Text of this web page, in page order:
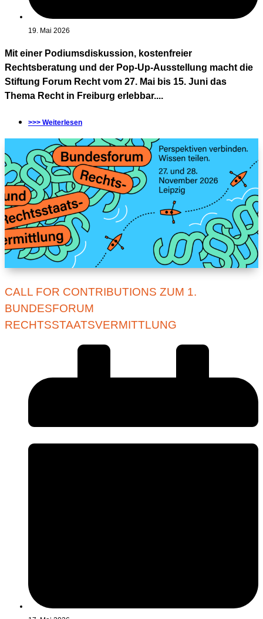
19. Mai 2026
Mit einer Podiumsdiskussion, kostenfreier
Rechtsberatung und der Pop-Up-Ausstellung macht die
Stiftung Forum Recht vom 27. Mai bis 15. Juni das
Thema Recht in Freiburg erlebbar....
>>> Weiterlesen
CALL FOR CONTRIBUTIONS ZUM 1.
BUNDESFORUM
RECHTSSTAATSVERMITTLUNG